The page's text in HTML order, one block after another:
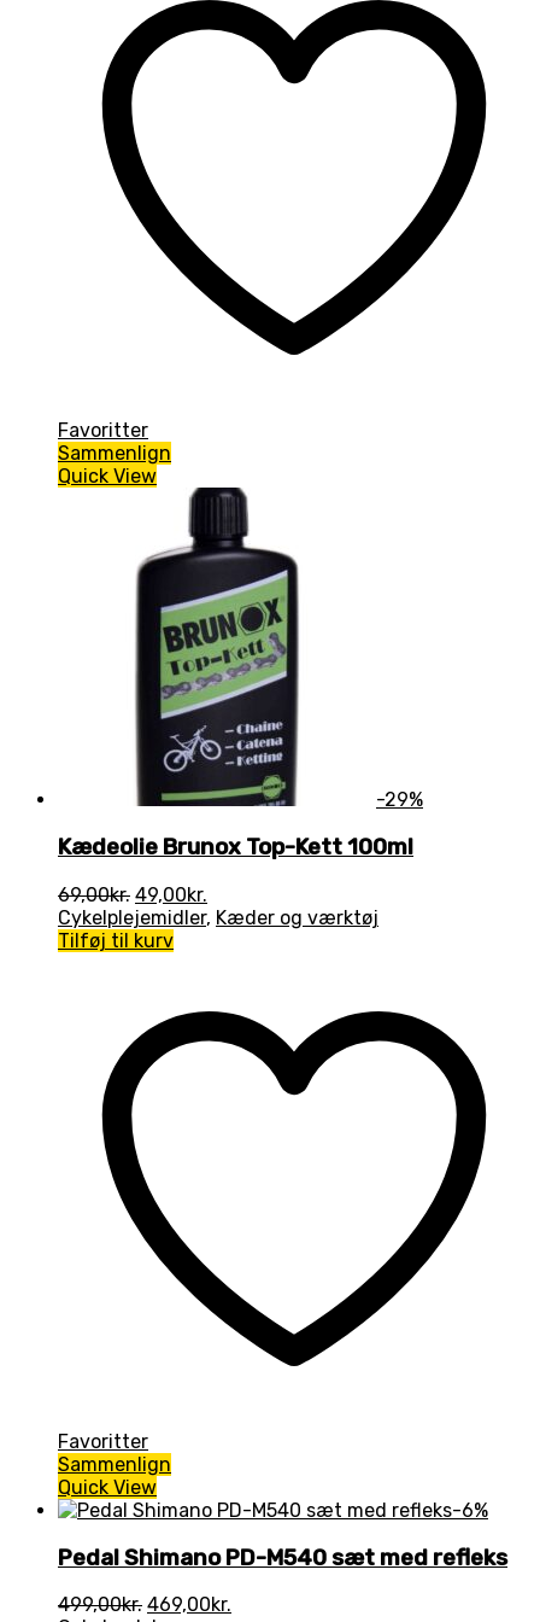
Favoritter
Sammenlign
Quick View
-29%
Kædeolie Brunox Top-Kett 100ml
69,00kr. Den
oprindelige
pris
49,00kr.
aktuelle
Cykelplejemidler, Kæder og værktøj
Tilføj til kurv
Favoritter
Sammenlign
Quick View
-6%
Pedal Shimano PD-M540 sæt med refleks
499,00kr. Den
469,00kr.